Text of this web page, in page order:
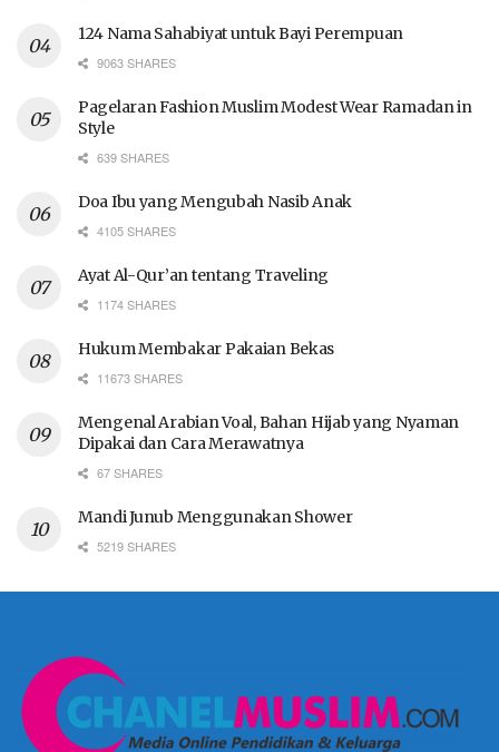
124 Nama Sahabiyat untuk Bayi Perempuan
9063 SHARES
Pagelaran Fashion Muslim Modest Wear Ramadan in
Style
639 SHARES
Doa Ibu yang Mengubah Nasib Anak
4105 SHARES
Ayat Al-Qur’an tentang Traveling
1174 SHARES
Hukum Membakar Pakaian Bekas
11673 SHARES
Mengenal Arabian Voal, Bahan Hijab yang Nyaman
Dipakai dan Cara Merawatnya
67 SHARES
Mandi Junub Menggunakan Shower
5219 SHARES